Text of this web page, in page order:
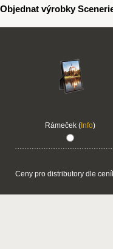
Objednat výrobky
Rámeček (Info)
Ceny pro distributory dle